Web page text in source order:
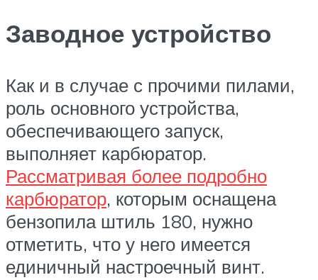
Заводное устройство
Как и в случае с прочими пилами,
роль основного устройства,
обеспечивающего запуск,
выполняет карбюратор.
Рассматривая более подробно
карбюратор, которым оснащена
бензопила штиль 180, нужно
отметить, что у него имеется
единичный настроечный винт.